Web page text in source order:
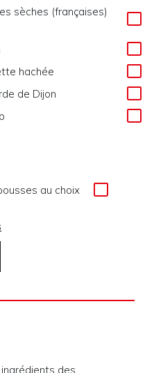
sèches (françaises)
hachée
de Dijon
au choix
des